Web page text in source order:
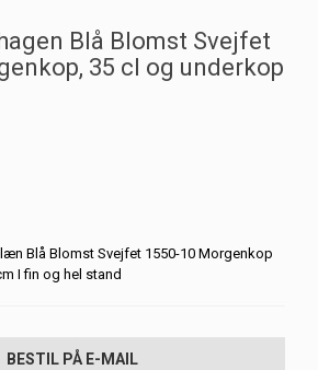
Blå Blomst Svejfet
35 cl og underkop
Blå Blomst Svejfet 1550-10 Morgenkop
I fin og hel stand
BESTIL PÅ E-MAIL